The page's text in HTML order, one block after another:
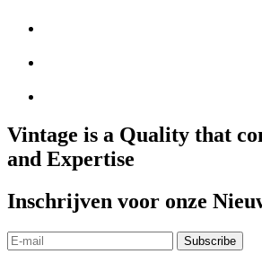
Vintage is a Quality that
and Expertise
Inschrijven voor onze